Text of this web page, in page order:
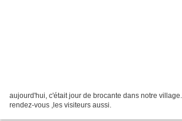
aujourd'hui, c'était jour de brocante dans notre
rendez-vous ,les visiteurs aussi.